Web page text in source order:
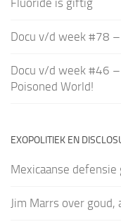
Docu v/d week #78
Docu v/d week #46
Poisoned World!
EXOPOLITIEK EN
Mexicaanse
Jim Marrs over